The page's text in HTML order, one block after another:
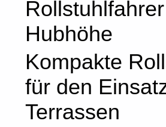
Kompakte
für den
Terrassen